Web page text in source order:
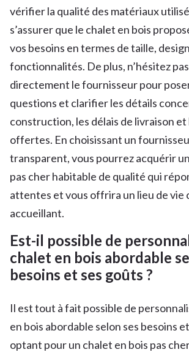
vérifier la qualité des matériaux
s’assurer que le chalet en bois
vos besoins en termes de taille,
fonctionnalités. De plus, n’hésitez
directement le fournisseur pour
questions et clarifier les détails
construction, les délais de livraison
offertes. En choisissant un
transparent, vous pourrez acquérir
pas cher habitable de qualité qui
attentes et vous offrira un lieu de
accueillant.
Est-il possible de
chalet en bois abordable
besoins et ses goûts ?
Il est tout à fait possible de
en bois abordable selon ses besoins
optant pour un chalet en bois pas